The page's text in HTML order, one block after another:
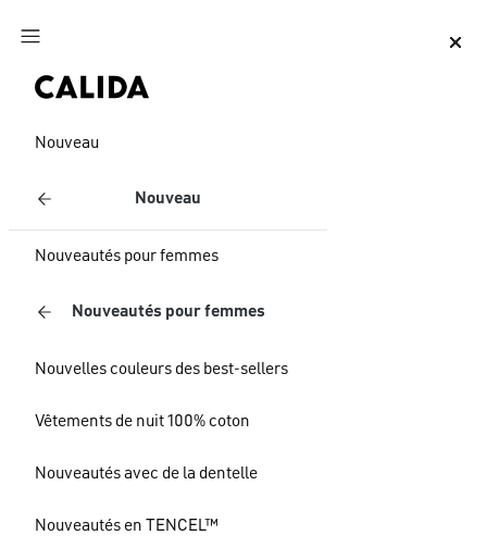
Aller au contenu principal
Nouveau
Nouveau
Nouveautés pour femmes
Nouveautés pour femmes
Nouvelles couleurs des best-sellers
Vêtements de nuit 100% coton
Nouveautés avec de la dentelle
Nouveautés en TENCEL™